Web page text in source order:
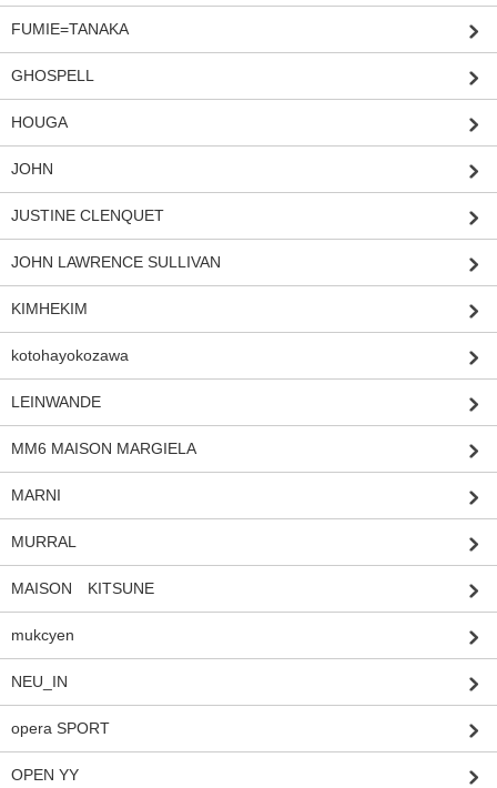
FUMIE=TANAKA
GHOSPELL
HOUGA
JOHN
JUSTINE CLENQUET
JOHN LAWRENCE SULLIVAN
KIMHEKIM
kotohayokozawa
LEINWANDE
MM6 MAISON MARGIELA
MARNI
MURRAL
MAISON KITSUNE
mukcyen
NEU_IN
opera SPORT
OPEN YY